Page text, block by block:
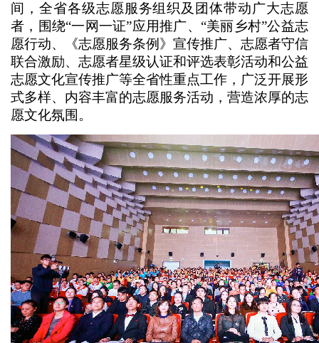
间，全省各级志愿服务组织及团体带动广大志愿
者，围绕“一网一证”应用推广、“美丽乡村”公益志
愿行动、《志愿服务条例》宣传推广、志愿者守信
联合激励、志愿者星级认证和评选表彰活动和公益
志愿文化宣传推广等全省性重点工作，广泛开展形
式多样、内容丰富的志愿服务活动，营造浓厚的志
愿文化氛围。